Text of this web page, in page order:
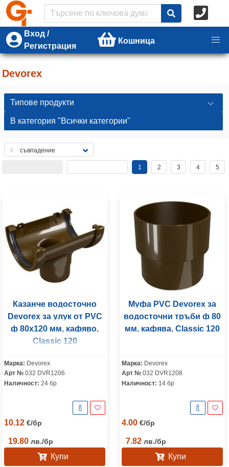
Вход /
Регистрация
Кошница
Devorex
Типове продукти
В категория "Всички категории"
1 2 3 4 5
Казанче водосточно
Devorex за улук от PVC
ф 80х120 мм, кафяво,
Classic 120
Марка: Devorex
Арт № 032 DVR1206
Наличност: 24 бр
10.12 €/бр
19.80 лв./бр
Купи
Муфа PVC Devorex за
водосточни тръби ф 80
мм, кафява, Classic 120
Марка: Devorex
Арт № 032 DVR1208
Наличност: 14 бр
4.00 €/бр
7.82 лв./бр
Купи